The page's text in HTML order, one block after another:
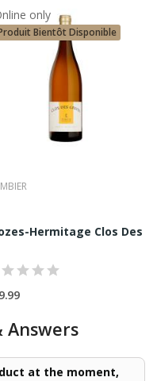
Chapoutier...
only
Bientôt Disponible
Hermitage Clos Des
Answers
at the moment,